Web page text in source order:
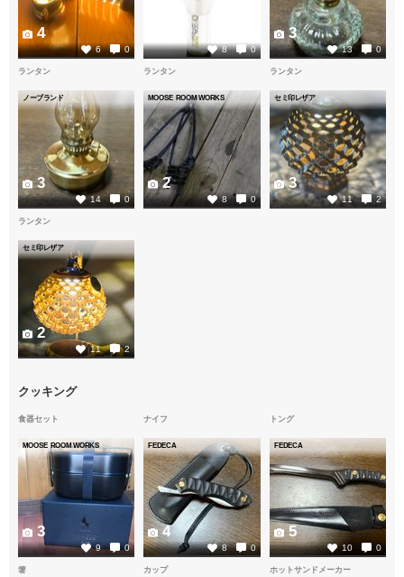
6 0
4
8 0 13 0
3
ランタン
ノーブランド
14 0
3
ランタン
MOOSE ROOM WORKS
8 0
2
ランタン
セミ印レザア
11 2
3
ランタン
セミ印レザア
11 2
2
クッキング
食器セット
MOOSE ROOM WORKS
9 0
3
ナイフ
FEDECA
8 0
4
トング
FEDECA
10 0
5
箸 カップ ホットサンドメーカー